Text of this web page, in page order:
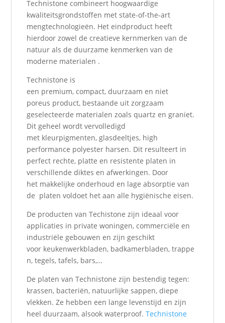
Technistone combineert hoogwaardige
kwaliteitsgrondstoffen met state-of-the-art
mengtechnologieën. Het eindproduct heeft
hierdoor zowel de creatieve kernmerken van de
natuur als de duurzame kenmerken van de
moderne materialen .
Technistone is
een premium, compact, duurzaam en niet
poreus product, bestaande uit zorgzaam
geselecteerde materialen zoals quartz en graniet.
Dit geheel wordt vervolledigd
met kleurpigmenten, glasdeeltjes, high
performance polyester harsen. Dit resulteert in
perfect rechte, platte en resistente platen in
verschillende diktes en afwerkingen. Door
het makkelijke onderhoud en lage absorptie van
de platen voldoet het aan alle hygiënische eisen.
De producten van Techistone zijn ideaal voor
applicaties in private woningen, commerciële en
industriële gebouwen en zijn geschikt
voor keukenwerkbladen, badkamerbladen, trappe
n, tegels, tafels, bars,…
De platen van Technistone zijn bestendig tegen:
krassen, bacteriën, natuurlijke sappen, diepe
vlekken. Ze hebben een lange levenstijd en zijn
heel duurzaam, alsook waterproof.Technistone